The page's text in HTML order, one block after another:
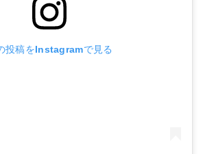
投稿をInstagramで見る